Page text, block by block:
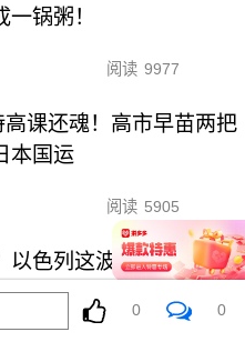
一锅粥！
阅读 9977
课还魂！高市早苗两把
本国运
阅读 5905
以色列这波操作，连特
都敢踩！
0 0